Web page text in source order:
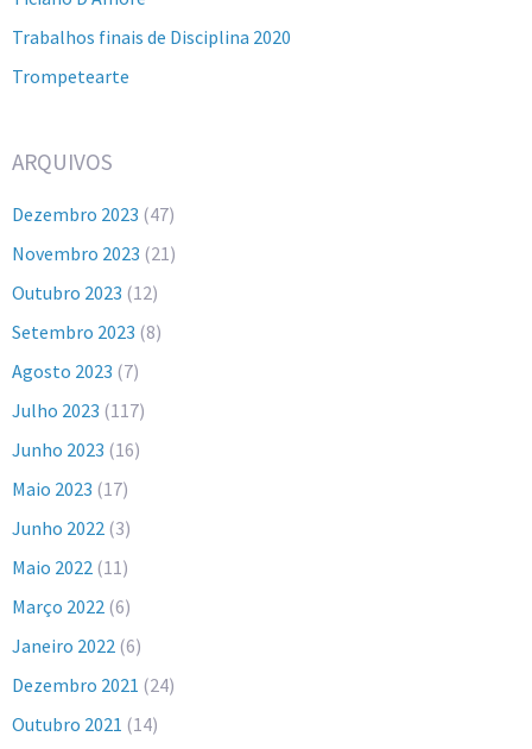
Trabalhos finais de Disciplina 2020
Trompetearte
ARQUIVOS
Dezembro 2023 (47)
Novembro 2023 (21)
Outubro 2023 (12)
Setembro 2023 (8)
Agosto 2023 (7)
Julho 2023 (117)
Junho 2023 (16)
Maio 2023 (17)
Junho 2022 (3)
Maio 2022 (11)
Março 2022 (6)
Janeiro 2022 (6)
Dezembro 2021 (24)
Outubro 2021 (14)